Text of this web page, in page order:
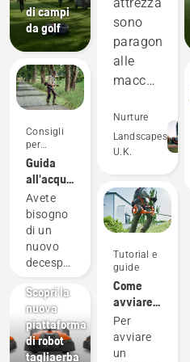
di campi
da golf
Consigli
per
l'acquisto
Guida
all'acquisto:
I
decespugliatori
Avete
bisogno
di un
nuovo
decespugliatore
ripulire
un'area
estesa di
erba alta
o
Per
Scopri la
nuova
piattaforma
di robot
tagliaerba
sono
paragonabili
alle
macchine
scoppio
a livelli
di
e le
superano
per
livelli di
vibrazioni
inferiori
silenziosità.
Inoltre,
Nurture
Landscapes
U.K.
Tutorial e
guide
Come
avviare il
decespugliatore
a scoppio
Per
avviare
un